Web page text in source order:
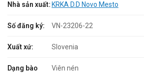
Nhà sản xuất: KRKA D.D Novo Mesto
Số đăng ký: VN-23206-22
Xuất xứ: Slovenia
Dạng bào
Viên nén